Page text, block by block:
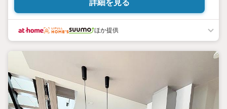
はW900とゆったりと使用することが出来ますn■駐車3台可（車種
や大きさによります）n■サイクルポート付きn■閑静な開発分譲地
詳細を見る
ほか提供